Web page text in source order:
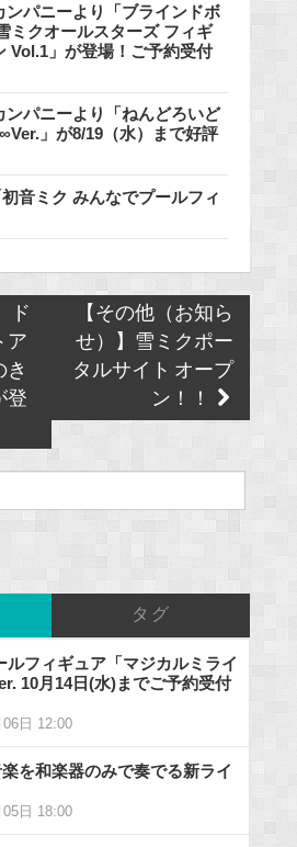
ンパニーより「ブラインドボ
ミクオールスターズ フィギ
Vol.1」が登場！ご予約受付
ンパニーより「ねんどろいど
」が8/19（水）まで好評
音ミク みんなでプールフィ
ド
ア
き
登
【その他（お知ら
せ）】雪ミクポー
タルサイト オープ
ン！！
タグ
ルフィギュア「マジカルミライ
10月14日(水)までご予約受付
日 12:00
を和楽器のみで奏でる新ライ
日 18:00